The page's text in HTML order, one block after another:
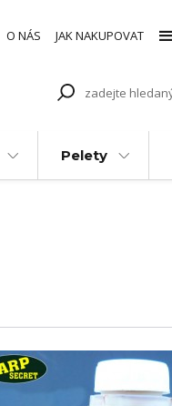
O NÁS JAK NAKUPOVAT
Pelety